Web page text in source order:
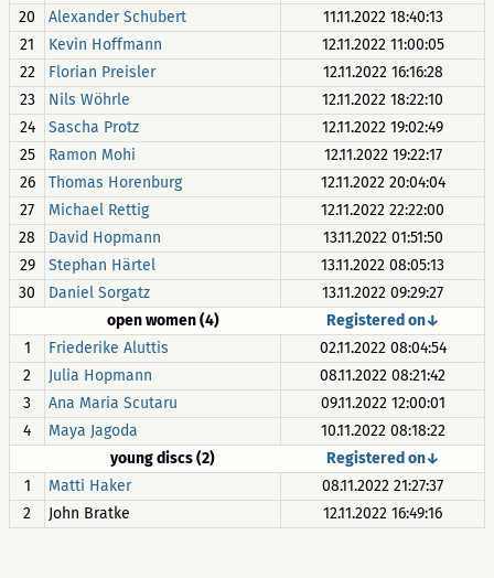
20
Alexander Schubert
11.11.2022 18:40:13
21
Kevin Hoffmann
12.11.2022 11:00:05
22
Florian Preisler
12.11.2022 16:16:28
23
Nils Wöhrle
12.11.2022 18:22:10
24
Sascha Protz
12.11.2022 19:02:49
25
Ramon Mohi
12.11.2022 19:22:17
26
Thomas Horenburg
12.11.2022 20:04:04
27
Michael Rettig
12.11.2022 22:22:00
28
David Hopmann
13.11.2022 01:51:50
29
Stephan Härtel
13.11.2022 08:05:13
30
Daniel Sorgatz
13.11.2022 09:29:27
open women (4)
Registered on↓
1
Friederike Aluttis
02.11.2022 08:04:54
2
Julia Hopmann
08.11.2022 08:21:42
3
Ana Maria Scutaru
09.11.2022 12:00:01
4
Maya Jagoda
10.11.2022 08:18:22
young discs (2)
Registered on↓
1
Matti Haker
08.11.2022 21:27:37
2
John Bratke 12.11.2022 16:49:16